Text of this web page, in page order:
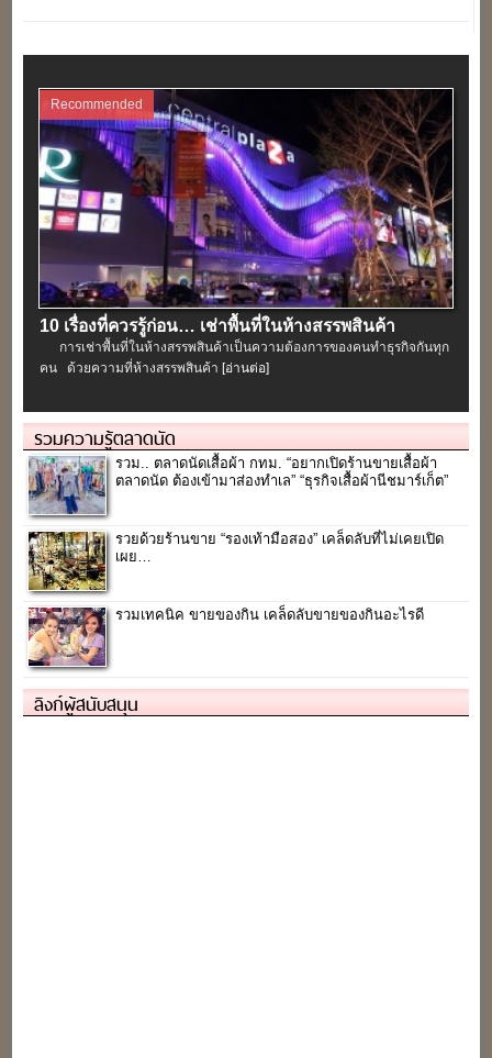
Recommended
10 เรื่องที่ควรรู้ก่อน… เช่าพื้นที่ในห้างสรรพสินค้า
การเช่าพื้นที่ในห้างสรรพสินค้าเป็นความต้องการของคนทำธุรกิจกันทุก
คน ด้วยความที่ห้างสรรพสินค้า [อ่านต่อ]
รวมความรู้ตลาดนัด
รวม.. ตลาดนัดเสื้อผ้า กทม. “อยากเปิดร้านขายเสื้อผ้า
ตลาดนัด ต้องเข้ามาส่องทำเล” “ธุรกิจเสื้อผ้านีชมาร์เก็ต”
รวยด้วยร้านขาย “รองเท้ามือสอง” เคล็ดลับที่ไม่เคยเปิด
เผย…
รวมเทคนิค ขายของกิน เคล็ดลับขายของกินอะไรดี
ลิงก์ผู้สนับสนุน